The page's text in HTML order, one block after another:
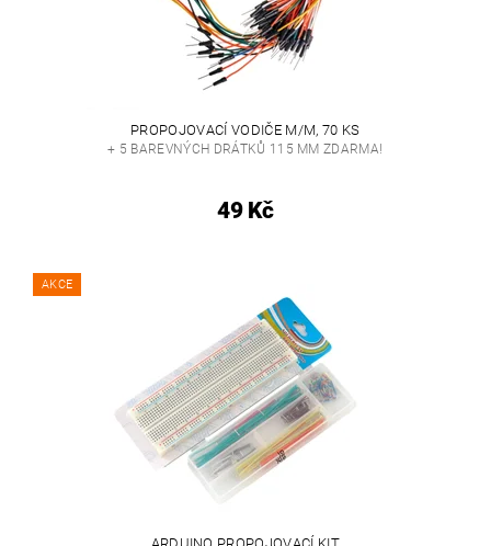
PROPOJOVACÍ VODIČE M/M, 70 KS
+ 5 BAREVNÝCH DRÁTKŮ 115 MM ZDARMA!
49 Kč
AKCE